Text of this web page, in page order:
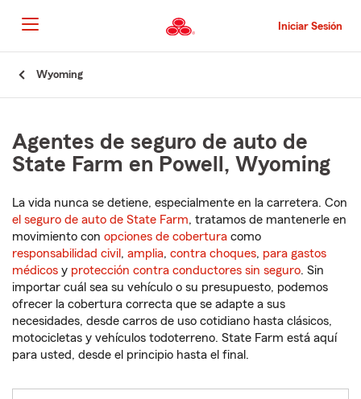
al
contenido
principal
Iniciar Sesión
Wyoming
Agentes de seguro de auto de
State Farm en Powell, Wyoming
La vida nunca se detiene, especialmente en la carretera. Con
el seguro de auto de State Farm, tratamos de mantenerle en
movimiento con opciones de cobertura como
responsabilidad civil , amplia, contra choques, para gastos
médicos y protección contra conductores sin seguro. Sin
importar cuál sea su vehículo o su presupuesto, podemos
ofrecer la cobertura correcta que se adapte a sus
necesidades, desde carros de uso cotidiano hasta clásicos,
motocicletas y vehículos todoterreno. State Farm está aquí
para usted, desde el principio hasta el final.